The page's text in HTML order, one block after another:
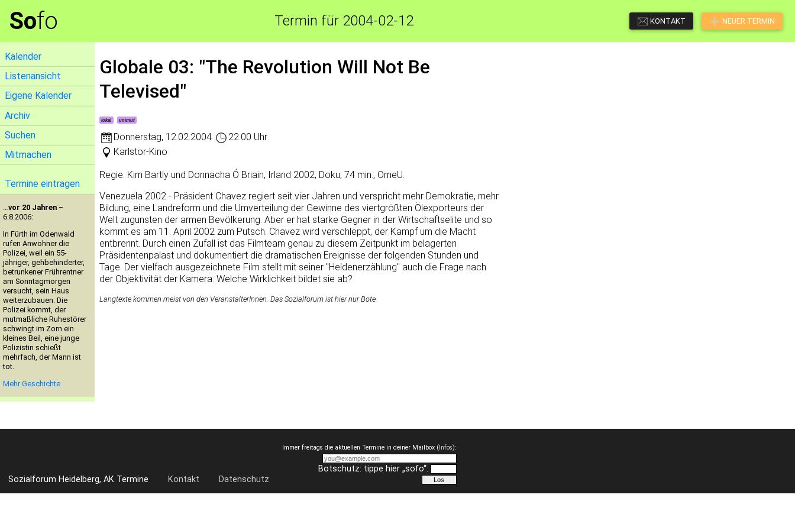
Sofo Termin für 2004-02-12 KONTAKT NEUER TERMIN
Kalender
Listenansicht
Eigene Kalender
Archiv
Suchen
Mitmachen
Termine eintragen
…vor 20 Jahren –
6.8.2006:
In Fürth im Odenwald
rufen Anwohner die
Polizei, weil ein 55-
jähriger, gehbehinderter,
betrunkener Frührentner
am Sonntagmorgen
versucht, sein Haus
weiterzubauen. Die
Polizei kommt, der
mutmaßliche Ruhestörer
schwingt im Zorn ein
kleines Beil, eine junge
Polizistin schießt
mehrfach, der Mann ist
tot.
Mehr Geschichte
Globale 03: "The Revolution Will Not Be
Televised"
lokal unimut
Donnerstag, 12.02.2004
22.00 Uhr
Karlstor-Kino
Regie: Kim Bartly und Donnacha Ó Briain, Irland 2002, Doku, 74 min., OmeU.
Venezuela 2002 - Präsident Chavez regiert seit vier Jahren und verspricht mehr Demokratie, mehr
Bildung, eine Landreform und die Umverteilung der Gewinne des viertgrößten Ölexporteurs der
Welt zugunsten der armen Bevölkerung. Aber er hat starke Gegner in der Wirtschaftselite und so
kommt es am 11. April 2002 zum Putsch. Chavez wird verschleppt, der Kampf um die Macht
entbrennt. Durch einen Zufall ist das Filmteam genau zu diesem Zeitpunkt im belagerten
Präsidentenpalast und dokumentiert die dramatischen Ereignisse der folgenden Stunden und
Tage. Der vielfach ausgezeichnete Film stellt mit seiner "Heldenerzählung" auch die Frage nach
der Objektivität der Kamera: Welche Wirklichkeit bildet sie ab?
Langtexte kommen meist von den VeranstalterInnen. Das Sozialforum ist hier nur Bote.
Sozialforum Heidelberg, AK Termine Kontakt Datenschutz
Immer freitags die aktuellen Termine in deiner Mailbox (Infos):
Botschutz: tippe hier „sofo“: